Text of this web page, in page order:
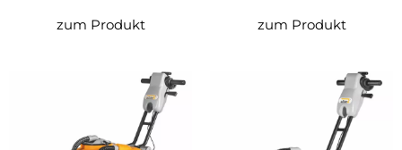
zum Produkt zum Produkt